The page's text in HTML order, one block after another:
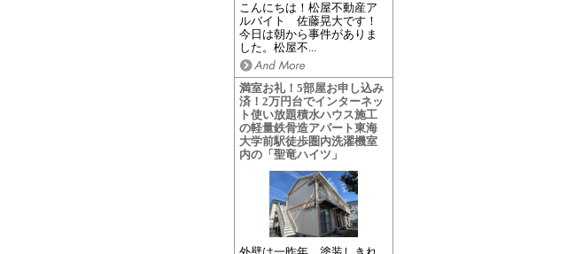
こんにちは！松屋不動産ア
ルバイト 佐藤晃大です！
今日は朝から事件がありま
した。松屋不...
満室お礼！5部屋お申し込み
済！2万円台でインターネッ
ト使い放題積水ハウス施工
の軽量鉄骨造アパート東海
大学前駅徒歩圏内洗濯機室
内の「聖竜ハイツ」